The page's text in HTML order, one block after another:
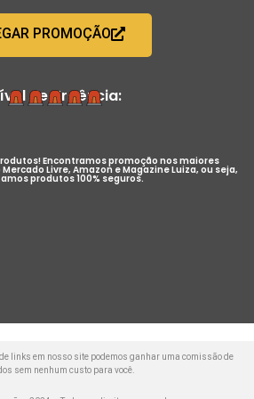
PROMOÇÃO
de Urgência:
Encontramos promoção nos maiores
Livre, Amazon e Magazine Luiza, ou seja,
produtos 100% seguros.
links em nosso site podemos ganhar uma comissão de
sem nenhum custo para você.